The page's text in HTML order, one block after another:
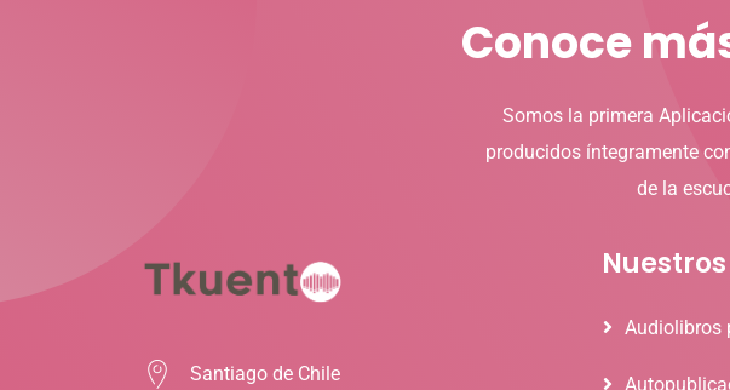
Conoce
Somos la primera
producidos íntegramente
de la
Santiago de Chile
Audiolibros